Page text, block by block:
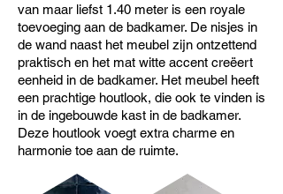
van maar liefst 1.40 meter is een royale
toevoeging aan de badkamer. De nisjes in
de wand naast het meubel zijn ontzettend
praktisch en het mat witte accent creëert
eenheid in de badkamer. Het meubel heeft
een prachtige houtlook, die ook te vinden is
in de ingebouwde kast in de badkamer.
Deze houtlook voegt extra charme en
harmonie toe aan de ruimte.